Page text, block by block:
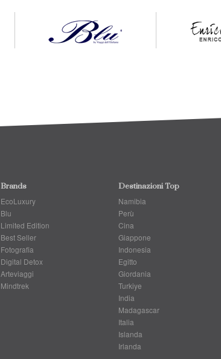
Brands
EcoLuxury
Blu
Limited Edition
Best Seller
Fotografia
Digital Detox
Arteviaggi
Mindtrek
Destinazioni Top
Namibia
Perù
Cina
Giappone
Indonesia
Egitto
Giordania
Turkiye
India
Madagascar
Italia
Islanda
Irlanda